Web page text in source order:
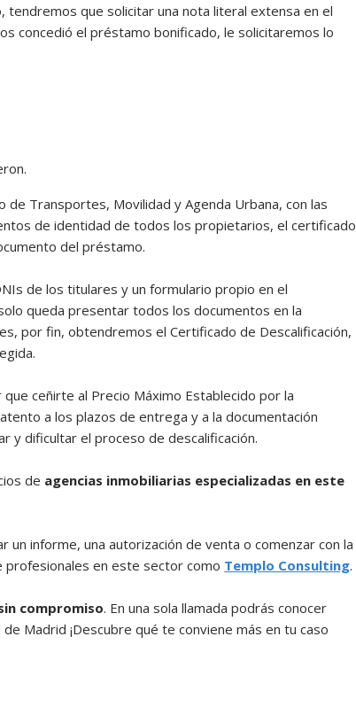
tendremos que solicitar una nota literal extensa en el
concedió el préstamo bonificado, le solicitaremos lo
Transportes, Movilidad y Agenda Urbana, con las
de identidad de todos los propietarios, el certificado
del préstamo.
de los titulares y un formulario propio en el
queda presentar todos los documentos en la
por fin, obtendremos el Certificado de Descalificación,
ceñirte al Precio Máximo Establecido por la
a los plazos de entrega y a la documentación
y dificultar el proceso de descalificación.
de agencias inmobiliarias especializadas en este
informe, una autorización de venta o comenzar con la
profesionales en este sector como Templo Consulting.
compromiso. En una sola llamada podrás conocer
Madrid ¡Descubre qué te conviene más en tu caso